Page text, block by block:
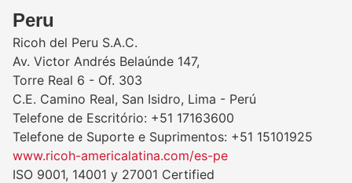
Peru
Ricoh del Peru S.A.C.
Av. Victor Andrés Belaúnde 147,
Torre Real 6 - Of. 303
C.E. Camino Real, San Isidro, Lima - Perú
Telefone de Escritório: +51 17163600
Telefone de Suporte e Suprimentos: +51 15101925
www.ricoh-americalatina.com/es-pe
ISO 9001, 14001 y 27001 Certified